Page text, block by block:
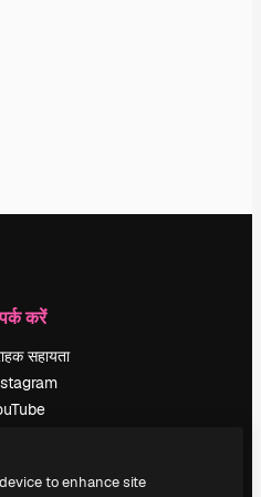
करें
सहायता
to enhance site